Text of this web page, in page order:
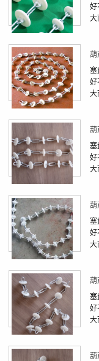
好
大
葫
塞
好
大
葫
塞
好
大
葫
塞
好
大
葫
塞
好
大
葫